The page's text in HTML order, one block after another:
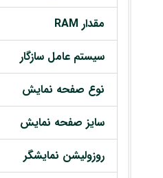
مقدار RAM
سیستم عامل سازگار
نوع صفحه نمایش
سایز صفحه نمایش
روزولیشن نمایشگر